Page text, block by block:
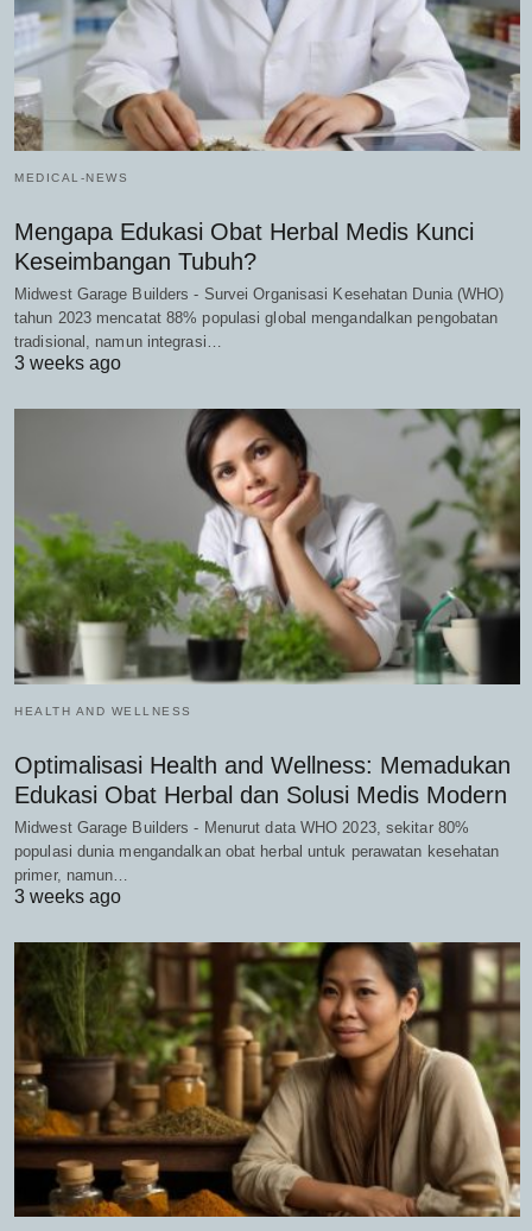
MEDICAL-NEWS
Mengapa Edukasi Obat Herbal Medis Kunci
Keseimbangan Tubuh?
Midwest Garage Builders - Survei Organisasi Kesehatan Dunia (WHO)
tahun 2023 mencatat 88% populasi global mengandalkan pengobatan
tradisional, namun integrasi…
3 weeks ago
HEALTH AND WELLNESS
Optimalisasi Health and Wellness: Memadukan
Edukasi Obat Herbal dan Solusi Medis Modern
Midwest Garage Builders - Menurut data WHO 2023, sekitar 80%
populasi dunia mengandalkan obat herbal untuk perawatan kesehatan
primer, namun…
3 weeks ago